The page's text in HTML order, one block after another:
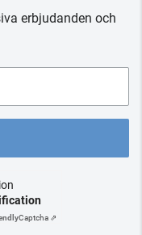
erbjudanden och
Captcha ⇗